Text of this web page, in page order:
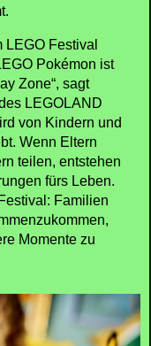
LEGO Festival
Pokémon ist
Zone“, sagt
LEGOLAND
von Kindern und
Wenn Eltern
teilen, entstehen
fürs Leben.
Familien
Momente zu